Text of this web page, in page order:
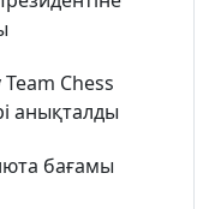
Chess
анықталды
бағамы